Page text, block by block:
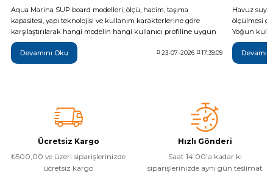
Aqua Marina SUP board modelleri; ölçü, hacim, taşıma
kapasitesi, yapı teknolojisi ve kullanım karakterlerine göre
karşılaştırılarak hangi modelin hangi kullanıcı profiline uygun
olduğu teknik verilerle açıklanıyor. Breeze, Vapor, Fusion,
Monster, Hyper, Coral, Nexus ve Flare modelleri arasındaki temel
farkları inceleyerek ihtiyaçlarınıza en uygun şişme SUP board'u
Devamını Oku 23-07-2026 17:39:09
Havuz
ölçülmesi
Yoğun
da günlük
yöntemi,
sonrası
Ücretsiz Kargo
₺500,00 ve üzeri siparişlerinizde
ücretsiz kargo
Hızlı Gönderi
Saat 14:00’a kadar ki
siparişlerinizde aynı gün teslimat